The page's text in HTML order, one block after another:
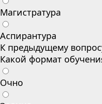
Магистратура
Аспирантура
К предыдущему
Какой формат
Очно